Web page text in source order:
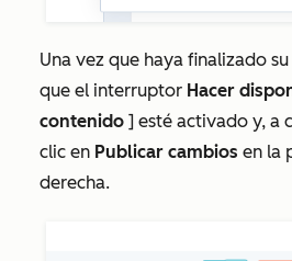
Una vez que haya finalizado
que el interruptor Hacer
contenido ] esté activado y, a
clic en Publicar cambios en la
derecha.